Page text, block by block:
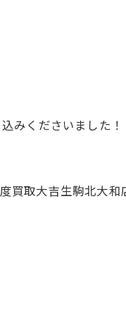
みくださいました！
買取大吉生駒北大和